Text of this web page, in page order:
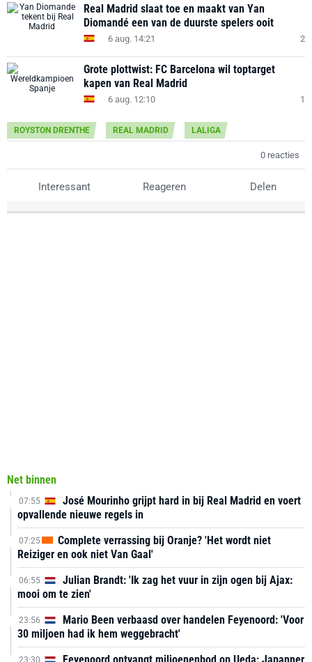
Real Madrid slaat toe en maakt van Yan
Diomandé een van de duurste spelers ooit
6 aug. 14:21 2
Grote plottwist: FC Barcelona wil toptarget
kapen van Real Madrid
6 aug. 12:10 1
ROYSTON DRENTHE REAL MADRID LALIGA
0 reacties
Interessant Reageren Delen
Net binnen
07:55
José Mourinho grijpt hard in bij Real Madrid en voert
opvallende nieuwe regels in
07:25
Complete verrassing bij Oranje? 'Het wordt niet
Reiziger en ook niet Van Gaal'
06:55
Julian Brandt: 'Ik zag het vuur in zijn ogen bij Ajax:
mooi om te zien'
23:56
Mario Been verbaasd over handelen Feyenoord: 'Voor
30 miljoen had ik hem weggebracht'
23:30